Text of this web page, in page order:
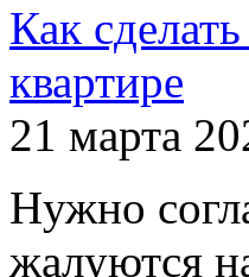
Как
квартире
21 марта
Нужно
жалуются